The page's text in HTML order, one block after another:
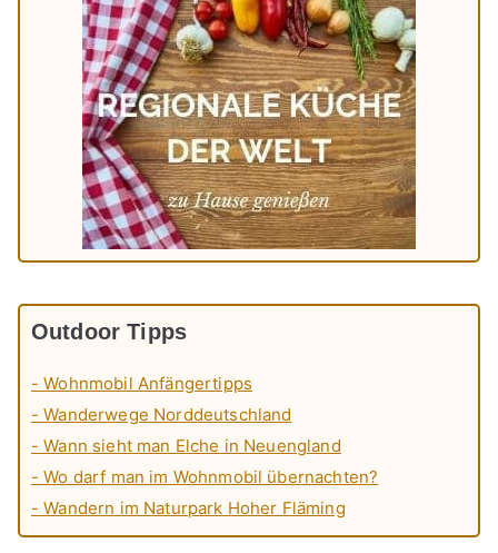
Outdoor Tipps
- Wohnmobil Anfängertipps
- Wanderwege Norddeutschland
- Wann sieht man Elche in Neuengland
- Wo darf man im Wohnmobil übernachten?
- Wandern im Naturpark Hoher Fläming